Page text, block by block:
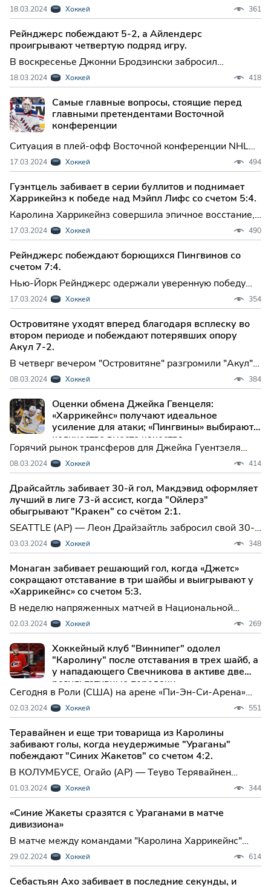
дубль и отдал две результативные передачи, а
«Каролина Харрикейнз» забросила четыре шайбы в
третьем периоде, чтобы обыграть «Оттаву Сенаторз»
со счетом 7:2 в воскресенье вечером.
18.03.2024 Хоккей 361
Рейнджерс побеждают 5-2, а Айлендерс
проигрывают четвертую подряд игру.
В воскресенье Джонни Бродзински забросил
решающий гол во втором периоде, и "Нью-Йорк
Рейнджерс" одолели "Нью-Йорк Айлендерс" со
счетом 5-2. "Блюшертс" отыгрались после отставания
в один гол и вышли вперед, забросив три шайбы во
втором периоде.
18.03.2024 Хоккей 418
Самые главные вопросы, стоящие перед
главными претендентами Восточной
конференции
Ситуация в плей-офф Восточной конференции NHL
далека от стабильной. Нью-Йорк Айлендерс гонится
за Филадельфией Флайерз, а Детройт Ред Уингс
падают вниз, стараясь закрепить восьмое место.
17.03.2024 Хоккей 494
Гуэнтцель забивает в серии буллитов и поднимает
Харрикейнз к победе над Мэйпл Лифс со счетом 5:4.
Каролина Харрикейнз совершила эпичное восстание,
отыгравшись с двухголового отставания и победив
Торонто Мейпл Лифс 5-4 в серии послематчевых
буллитов в субботний вечер.
17.03.2024 Хоккей 490
Рейнджерс побеждают борющихся Пингвинов со
счетом 7:4.
Нью-Йорк Рейнджерс одержали уверенную победу
над Питтсбург Пингвинз со счетом 7:4 в матче,
который прошел в субботу. Артемий Панарин оформил
дубль и отдал три результативные передачи, став
ключевым игроком встречи.
17.03.2024 Хоккей 354
Островитяне уходят вперед благодаря всплеску во
втором периоде и побеждают потерявших опору
Акул 7-2.
В четверг вечером "Островитяне" разгромили "Акул"
со счетом 7-2, начав четырехголовую вторую треть
матча голом Бо Хорвата, который стал для него 25-м в
сезоне.
08.03.2024 Хоккей 384
Оценки обмена Джейка Гвенцеля:
«Харрикейнс» получают идеальное
усиление для атаки; «Пингвины» выбирают
количество вместо качества
Горячий рынок трансферов для Джейка Гуентзеля
имел смысл. Опытный крайний нападающий -
доказанный победитель, который имеет историю
забивания своевременных голов в плей-офф и
проявления себя как форвард первой линии.
08.03.2024 Хоккей 414
Драйсайтль забивает 30-й гол, Макдэвид оформляет
лучший в лиге 73-й ассист, когда "Ойлерз"
обыгрывают "Кракен" со счётом 2:1.
SEATTLE (AP) — Леон Драйзайтль забросил свой 30-й
гол сезона после 73-й голевой передачи от лидера
лиги, Коннора Макдэвида, Бретт Кулак забил в начале
третьего периода, и "Эдмонтон Ойлерз" обыграли
"Сиэтл Кракен" со счетом 2-1 в субботу.
03.03.2024 Хоккей 348
Монаган забивает решающий гол, когда «Джетс»
сокращают отставание в три шайбы и выигрывают у
«Харрикейнс» со счетом 5:3.
В неделю напряженных матчей в Национальной
хоккейной лиге Шон Монахан принес победу своей
команде, "Виннипег Джетс", забросив решающий гол
за три минуты до конца матча против "Каролина
Харрикейнс".
02.03.2024 Хоккей 269
Хоккейный клуб "Виннипег" одолел
"Каролину" после отставания в трех шайб, а
у нападающего Свечникова в активе две
результативные передачи.
Сегодня в Роли (США) на арене «Пи-Эн-Си-Арена»
прошел захватывающий матч регулярного сезона
Национальной хоккейной лиги (НХЛ), где хозяева
«Каролина Харрикейнз» встречались с «Виннипег
Джетс».
02.03.2024 Хоккей 551
Теравайнен и еще три товарища из Каролины
забивают голы, когда неудержимые "Ураганы"
побеждают "Синих Жакетов" со счетом 4:2.
В КОЛУМБУСЕ, Огайо (AP) — Теуво Терявайнен
забросил первый гол матча менее чем через минуту
после начала второго периода, Спенсер Мартин
отразил 20 бросков против своей бывшей команды, и
«Каролина Харрикейнс» одержала победу со счетом 4-
2 над
01.03.2024 Хоккей 344
«Синие Жакеты сразятся с Ураганами в матче
дивизиона»
В матче между командами "Каролина Харрикейнс"
(35-18-6, второе место в Метрополитен Дивижн) и
"Коламбус Блю Джекетс" (19-29-10, восьмое место в
Метрополитен Дивижн) пройдет в Цолумбусе, штат
29.02.2024 Хоккей 614
Себастьян Ахо забивает в последние секунды, и